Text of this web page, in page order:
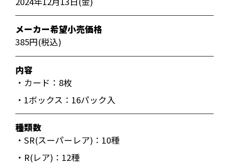
メーカー希望小売価格
385円(税込)
内容
・カード：8枚
・1ボックス：16パック入
種類数
・SR(スーパーレア)：10種
・R(レア)：12種